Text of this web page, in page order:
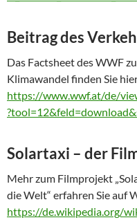
Beitrag des
Das Factsheet des WWF
Klimawandel finden Sie
https://www.wwf.at/de/
Solartaxi – der
Mehr zum Filmprojekt
die Welt“ erfahren Sie auf
https://de.wikipedia.org/